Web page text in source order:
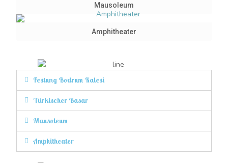
Mausoleum
Amphitheater
Festung Bodrum Kalesi
Türkischer Basar
Mausoleum
Amphitheater